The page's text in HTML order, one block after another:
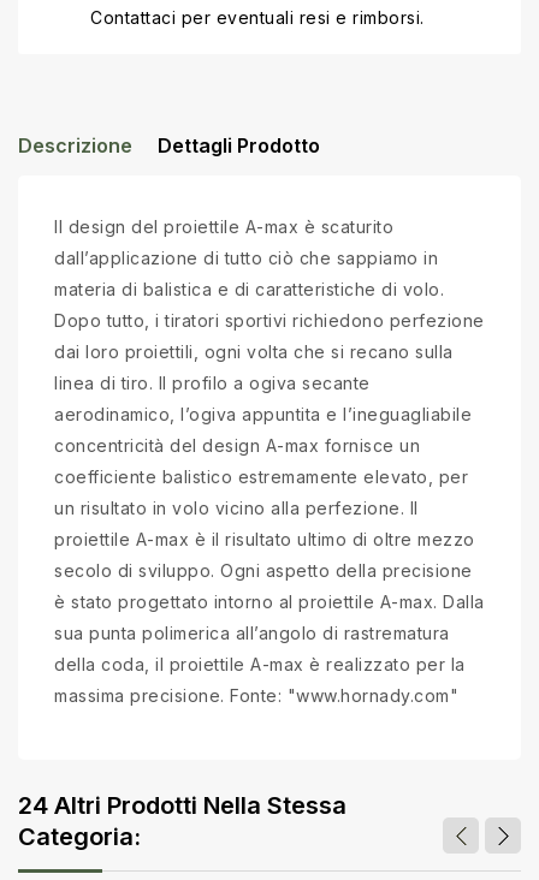
Contattaci per eventuali resi e rimborsi.
Descrizione Dettagli Prodotto
Il design del proiettile A-max è scaturito
dall’applicazione di tutto ciò che sappiamo in
materia di balistica e di caratteristiche di volo.
Dopo tutto, i tiratori sportivi richiedono perfezione
dai loro proiettili, ogni volta che si recano sulla
linea di tiro. Il profilo a ogiva secante
aerodinamico, l’ogiva appuntita e l’ineguagliabile
concentricità del design A-max fornisce un
coefficiente balistico estremamente elevato, per
un risultato in volo vicino alla perfezione. Il
proiettile A-max è il risultato ultimo di oltre mezzo
secolo di sviluppo. Ogni aspetto della precisione
è stato progettato intorno al proiettile A-max. Dalla
sua punta polimerica all’angolo di rastrematura
della coda, il proiettile A-max è realizzato per la
massima precisione. Fonte: "www.hornady.com"
24 Altri Prodotti Nella Stessa
Categoria: